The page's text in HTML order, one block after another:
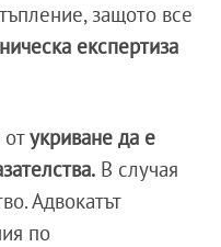
защото все
експертиза
отукриване да е
В случая
Адвокатът
по